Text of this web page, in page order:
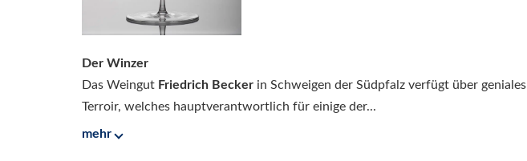
Der Winzer
Das Weingut Friedrich Becker in Schweigen der Südpfalz verfügt über geniales
Terroir, welches hauptverantwortlich für einige der...
mehr